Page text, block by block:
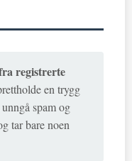
registrerte
en trygg
spam og
tar bare noen